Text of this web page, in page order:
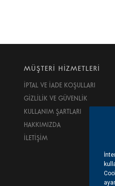
MÜŞTERİ HİZMETLERİ
İPTAL VE İADE KOŞULLARI
GİZLİLİK VE GÜVENLİK
KULLANIM ŞARTLARI
HAKKIMIZDA
İLETİŞİM